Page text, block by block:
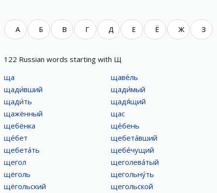
А Б В Г Д Е Ё Ж З
122 Russian words starting with Щ
ща
щаве́ль
щади́вший
щади́мый
щади́ть
щадя́щий
щажённый
щас
щебёнка
ще́бень
ще́бет
щебета́вший
щебета́ть
щебе́чущий
щегол
щеголева́тый
щёголь
щегольну́ть
щёгольский
щегольской